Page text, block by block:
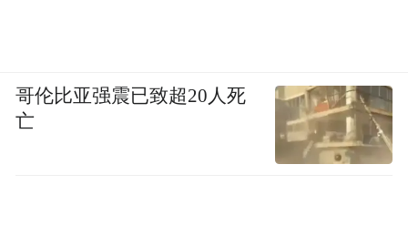
哥伦比亚强震已致超20人死
亡